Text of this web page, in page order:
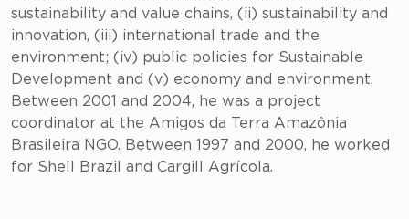
sustainability and value chains, (ii) sustainability and
innovation, (iii) international trade and the
environment; (iv) public policies for Sustainable
Development and (v) economy and environment.
Between 2001 and 2004, he was a project
coordinator at the Amigos da Terra Amazônia
Brasileira NGO. Between 1997 and 2000, he worked
for Shell Brazil and Cargill Agrícola.